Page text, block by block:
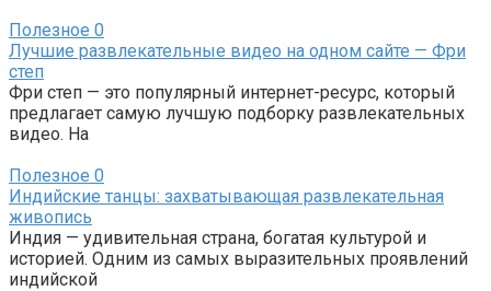
Полезное 0
Лучшие развлекательные видео на одном сайте — Фри
степ
Фри степ — это популярный интернет-ресурс, который
предлагает самую лучшую подборку развлекательных
видео. На
Полезное 0
Индийские танцы: захватывающая развлекательная
живопись
Индия — удивительная страна, богатая культурой и
историей. Одним из самых выразительных проявлений
индийской